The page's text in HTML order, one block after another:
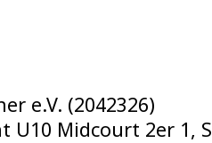
e.V. (2042326)
U10 Midcourt 2er 1,